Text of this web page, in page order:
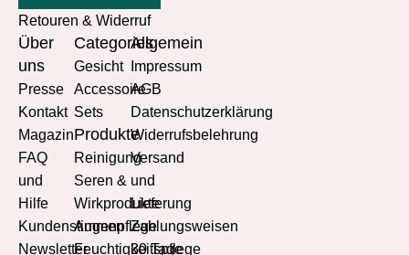
Retouren & Widerruf
Über
uns
Presse
Kontakt
Magazin
FAQ
und
Hilfe
Kundenstimmen
Newsletter
Categories
Gesicht
Accessoire
Sets
Produkte
Reinigung
Seren &
Wirkprodukte
Augenpflege
Feuchtigkeitspflege
Allgemein
Impressum
AGB
Datenschutzerklärung
Widerrufsbelehrung
Versand
und
Lieferung
Zahlungsweisen
30 Tage